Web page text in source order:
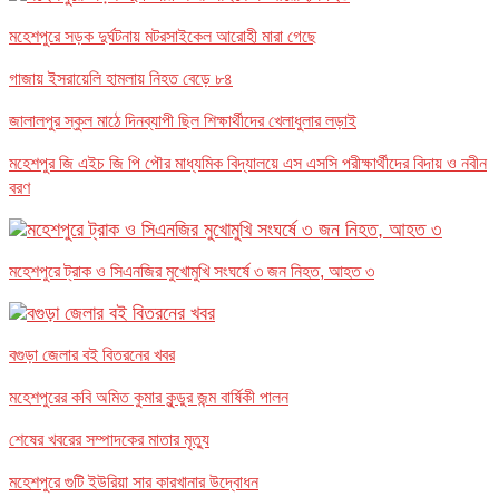
মহেশপুরে সড়ক দুর্ঘটনায় মটরসাইকেল আরোহী মারা গেছে
গাজায় ইসরায়েলি হামলায় নিহত বেড়ে ৮৪
জালালপুর স্কুল মাঠে দিনব্যাপী ছিল শিক্ষার্থীদের খেলাধুলার লড়াই
মহেশপুর জি এইচ জি পি পৌর মাধ্যমিক বিদ্যালয়ে এস এসসি পরীক্ষার্থীদের বিদায় ও নবীন
বরণ
মহেশপুরে ট্রাক ও সিএনজির মুখোমুখি সংঘর্ষে ৩ জন নিহত, আহত ৩
বগুড়া জেলার বই বিতরনের খবর
মহেশপুরের কবি অমিত কুমার কুন্ডুর জন্ম বার্ষিকী পালন
শেষের খবরের সম্পাদকের মাতার মৃত্যু
মহেশপুরে গুটি ইউরিয়া সার কারখানার উদ্বোধন